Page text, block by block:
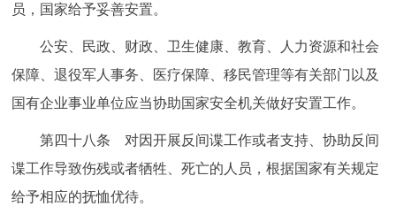
员，国家给予妥善安置。
公安、民政、财政、卫生健康、教育、人力资源和社会
保障、退役军人事务、医疗保障、移民管理等有关部门以及
国有企业事业单位应当协助国家安全机关做好安置工作。
第四十八条 对因开展反间谍工作或者支持、协助反间
谍工作导致伤残或者牺牲、死亡的人员，根据国家有关规定
给予相应的抚恤优待。